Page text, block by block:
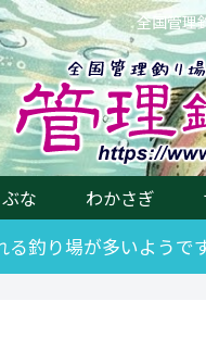
全国管理
な わかさぎ
る釣り場が多いよう